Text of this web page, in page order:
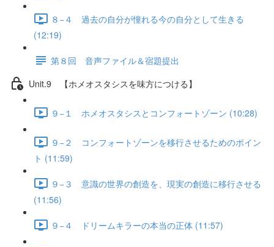
８−４ 過去の自分が憧れる今の自分として生きる
(12:19)
第８回 音声ファイル＆宿題提出
Unit.9 【ホメオスタシスを味方につける】
９−１ ホメオスタシスとコンフォートゾーン (10:28)
９−２ コンフォートゾーンを移行させるためのポイン
ト (11:59)
９−３ 意識の世界の創造を、現実の創造に移行させる
(11:56)
９−４ ドリームキラーの本当の正体 (11:57)